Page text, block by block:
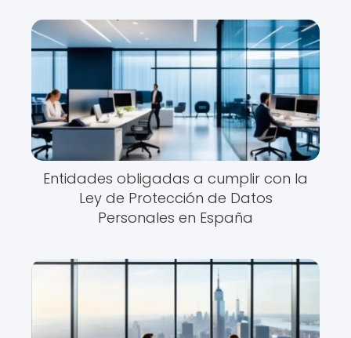
Entidades obligadas a cumplir con la
Ley de Protección de Datos
Personales en España